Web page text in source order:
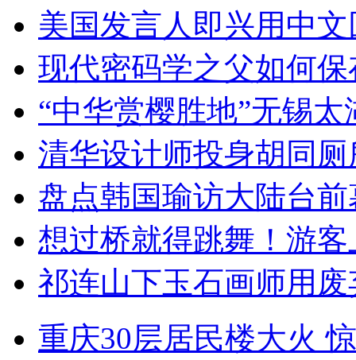
美国发言人即兴用中
现代密码学之父如何
“中华赏樱胜地”无锡
清华设计师投身胡同
盘点韩国瑜访大陆台
想过桥就得跳舞！游客
祁连山下玉石画师用
重庆30层居民楼大火